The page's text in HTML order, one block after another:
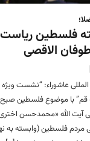
فلسطین ریاست
الاقصی
عاشوراء: “نشست ويژه
قم” با موضوع فلسطين صبح
۱۰ آبان ۱۴۰۲ با سخنرانی آیت الله «محمدحسن
مردم فلسطین (وابسته به